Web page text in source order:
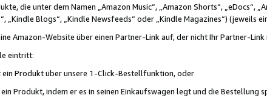
die unter dem Namen „Amazon Music“, „Amazon Shorts“, „eDocs“,
„Kindle Blogs“, „Kindle Newsfeeds“ oder „Kindle Magazines“) (jeweils ein
Amazon-Website über einen Partner-Link auf, der nicht Ihr Partner-Link
eintritt:
Produkt über unsere 1-Click-Bestellfunktion, oder
Produkt, indem er es in seinen Einkaufswagen legt und die Bestellung